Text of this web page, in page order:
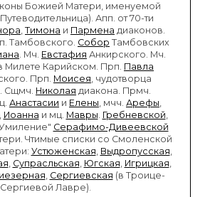
Божией Матери, именуемой
Апп. от 70-ти
, Тимона и Пармена диаконов.
Тамбовского. Собор Тамбовских
. Мч. Евстафия Анкирского. Мч.
Милете Карийском. Прп. Павла
Прп. Моисея, чудотворца
Сщмч. Николая диакона. Прмч.
Анастасии и Елены, мчч. Арефы,
, Иоанна и мц. Мавры. Гребневской,
Серафимо-Дивеевской
Чтимые списки со Смоленской
Устюженская, Выдропусская,
, Супрасльская, Югская, Игрицкая,
, Сергиевская (в Троице-
Сергиевой Лавре).